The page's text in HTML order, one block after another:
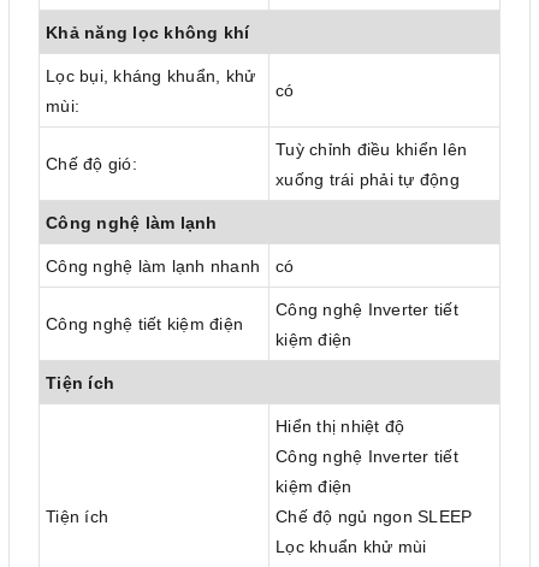
Khả năng lọc không khí
Lọc bụi, kháng khuẩn, khử
mùi:
có
Chế độ gió:
Tuỳ chỉnh điều khiển lên
xuống trái phải tự động
Công nghệ làm lạnh
Công nghệ làm lạnh nhanh có
Công nghệ tiết kiệm điện
Công nghệ Inverter tiết
kiệm điện
Tiện ích
Tiện ích
Hiển thị nhiệt độ
Công nghệ Inverter tiết
kiệm điện
Chế độ ngủ ngon SLEEP
Lọc khuẩn khử mùi